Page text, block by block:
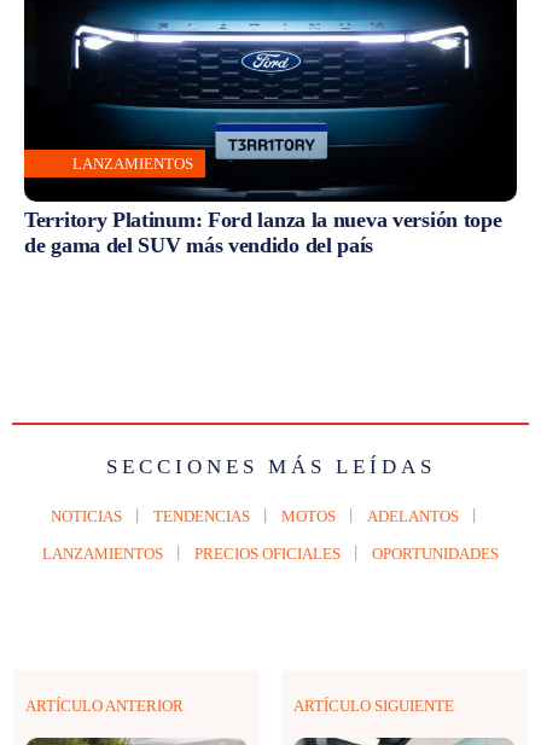
LANZAMIENTOS
Territory Platinum: Ford lanza la nueva versión tope
de gama del SUV más vendido del país
SECCIONES MÁS LEÍDAS
NOTICIAS TENDENCIAS MOTOS ADELANTOS
LANZAMIENTOS PRECIOS OFICIALES OPORTUNIDADES
ARTÍCULO ANTERIOR ARTÍCULO SIGUIENTE